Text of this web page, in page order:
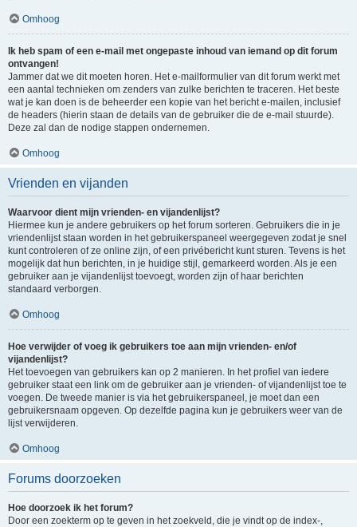
Omhoog
Ik heb spam of een e-mail met ongepaste inhoud van iemand op dit forum
ontvangen!
Jammer dat we dit moeten horen. Het e-mailformulier van dit forum werkt met
een aantal technieken om zenders van zulke berichten te traceren. Het beste
wat je kan doen is de beheerder een kopie van het bericht e-mailen, inclusief
de headers (hierin staan de details van de gebruiker die de e-mail stuurde).
Deze zal dan de nodige stappen ondernemen.
Omhoog
Vrienden en vijanden
Waarvoor dient mijn vrienden- en vijandenlijst?
Hiermee kun je andere gebruikers op het forum sorteren. Gebruikers die in je
vriendenlijst staan worden in het gebruikerspaneel weergegeven zodat je snel
kunt controleren of ze online zijn, of een privébericht kunt sturen. Tevens is het
mogelijk dat hun berichten, in je huidige stijl, gemarkeerd worden. Als je een
gebruiker aan je vijandenlijst toevoegt, worden zijn of haar berichten
standaard verborgen.
Omhoog
Hoe verwijder of voeg ik gebruikers toe aan mijn vrienden- en/of
vijandenlijst?
Het toevoegen van gebruikers kan op 2 manieren. In het profiel van iedere
gebruiker staat een link om de gebruiker aan je vrienden- of vijandenlijst toe te
voegen. De tweede manier is via het gebruikerspaneel, je moet dan een
gebruikersnaam opgeven. Op dezelfde pagina kun je gebruikers weer van de
lijst verwijderen.
Omhoog
Forums doorzoeken
Hoe doorzoek ik het forum?
Door een zoekterm op te geven in het zoekveld, die je vindt op de index-,